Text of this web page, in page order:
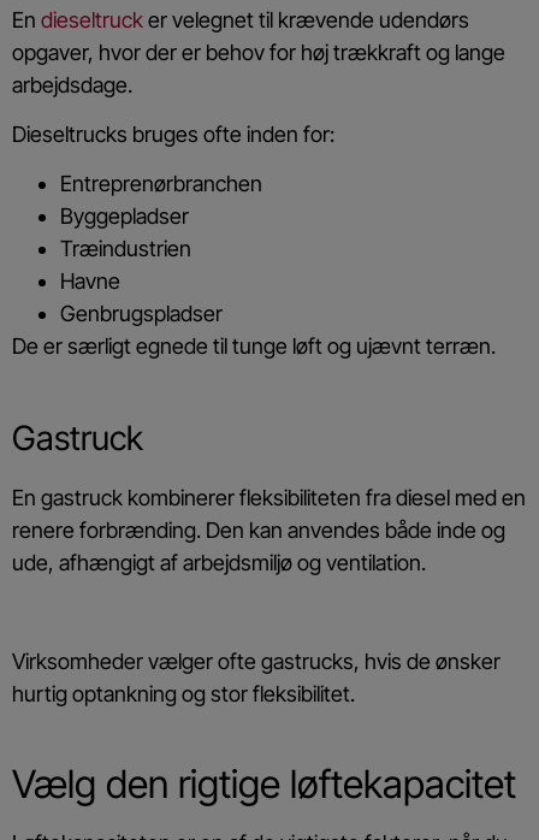
En dieseltrucker velegnet til krævende udendørs
opgaver, hvor der er behov for høj trækkraft og lange
arbejdsdage.
Dieseltrucks bruges ofte inden for:
Entreprenørbranchen
Byggepladser
Træindustrien
Havne
Genbrugspladser
De er særligt egnede til tunge løft og ujævnt terræn.
Gastruck
En gastruck kombinerer fleksibiliteten fra diesel med en
renere forbrænding. Den kan anvendes både inde og
ude, afhængigt af arbejdsmiljø og ventilation.
Virksomheder vælger ofte gastrucks, hvis de ønsker
hurtig optankning og stor fleksibilitet.
Vælg den rigtige løftekapacitet